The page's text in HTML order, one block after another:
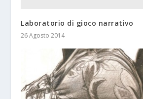
Laboratorio di gioco narrativo
26 Agosto 2014